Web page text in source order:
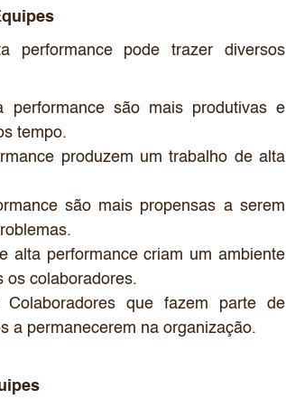
performance pode trazer diversos
performance são mais produtivas e
tempo.
produzem um trabalho de alta
são mais propensas a serem
alta performance criam um ambiente
os colaboradores.
Colaboradores que fazem parte de
a permanecerem na organização.